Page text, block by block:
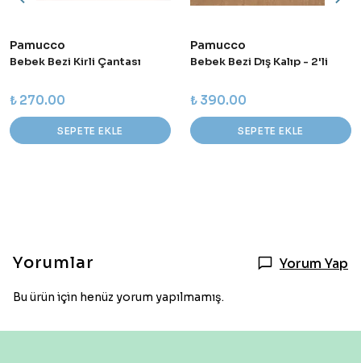
Pamucco
Bebek Bezi Kirli Çantası
₺ 270.00
SEPETE EKLE
Pamucco
Bebek Bezi Dış Kalıp - 2'li
₺ 390.00
SEPETE EKLE
Yorumlar Yorum Yap
Bu ürün için henüz yorum yapılmamış.